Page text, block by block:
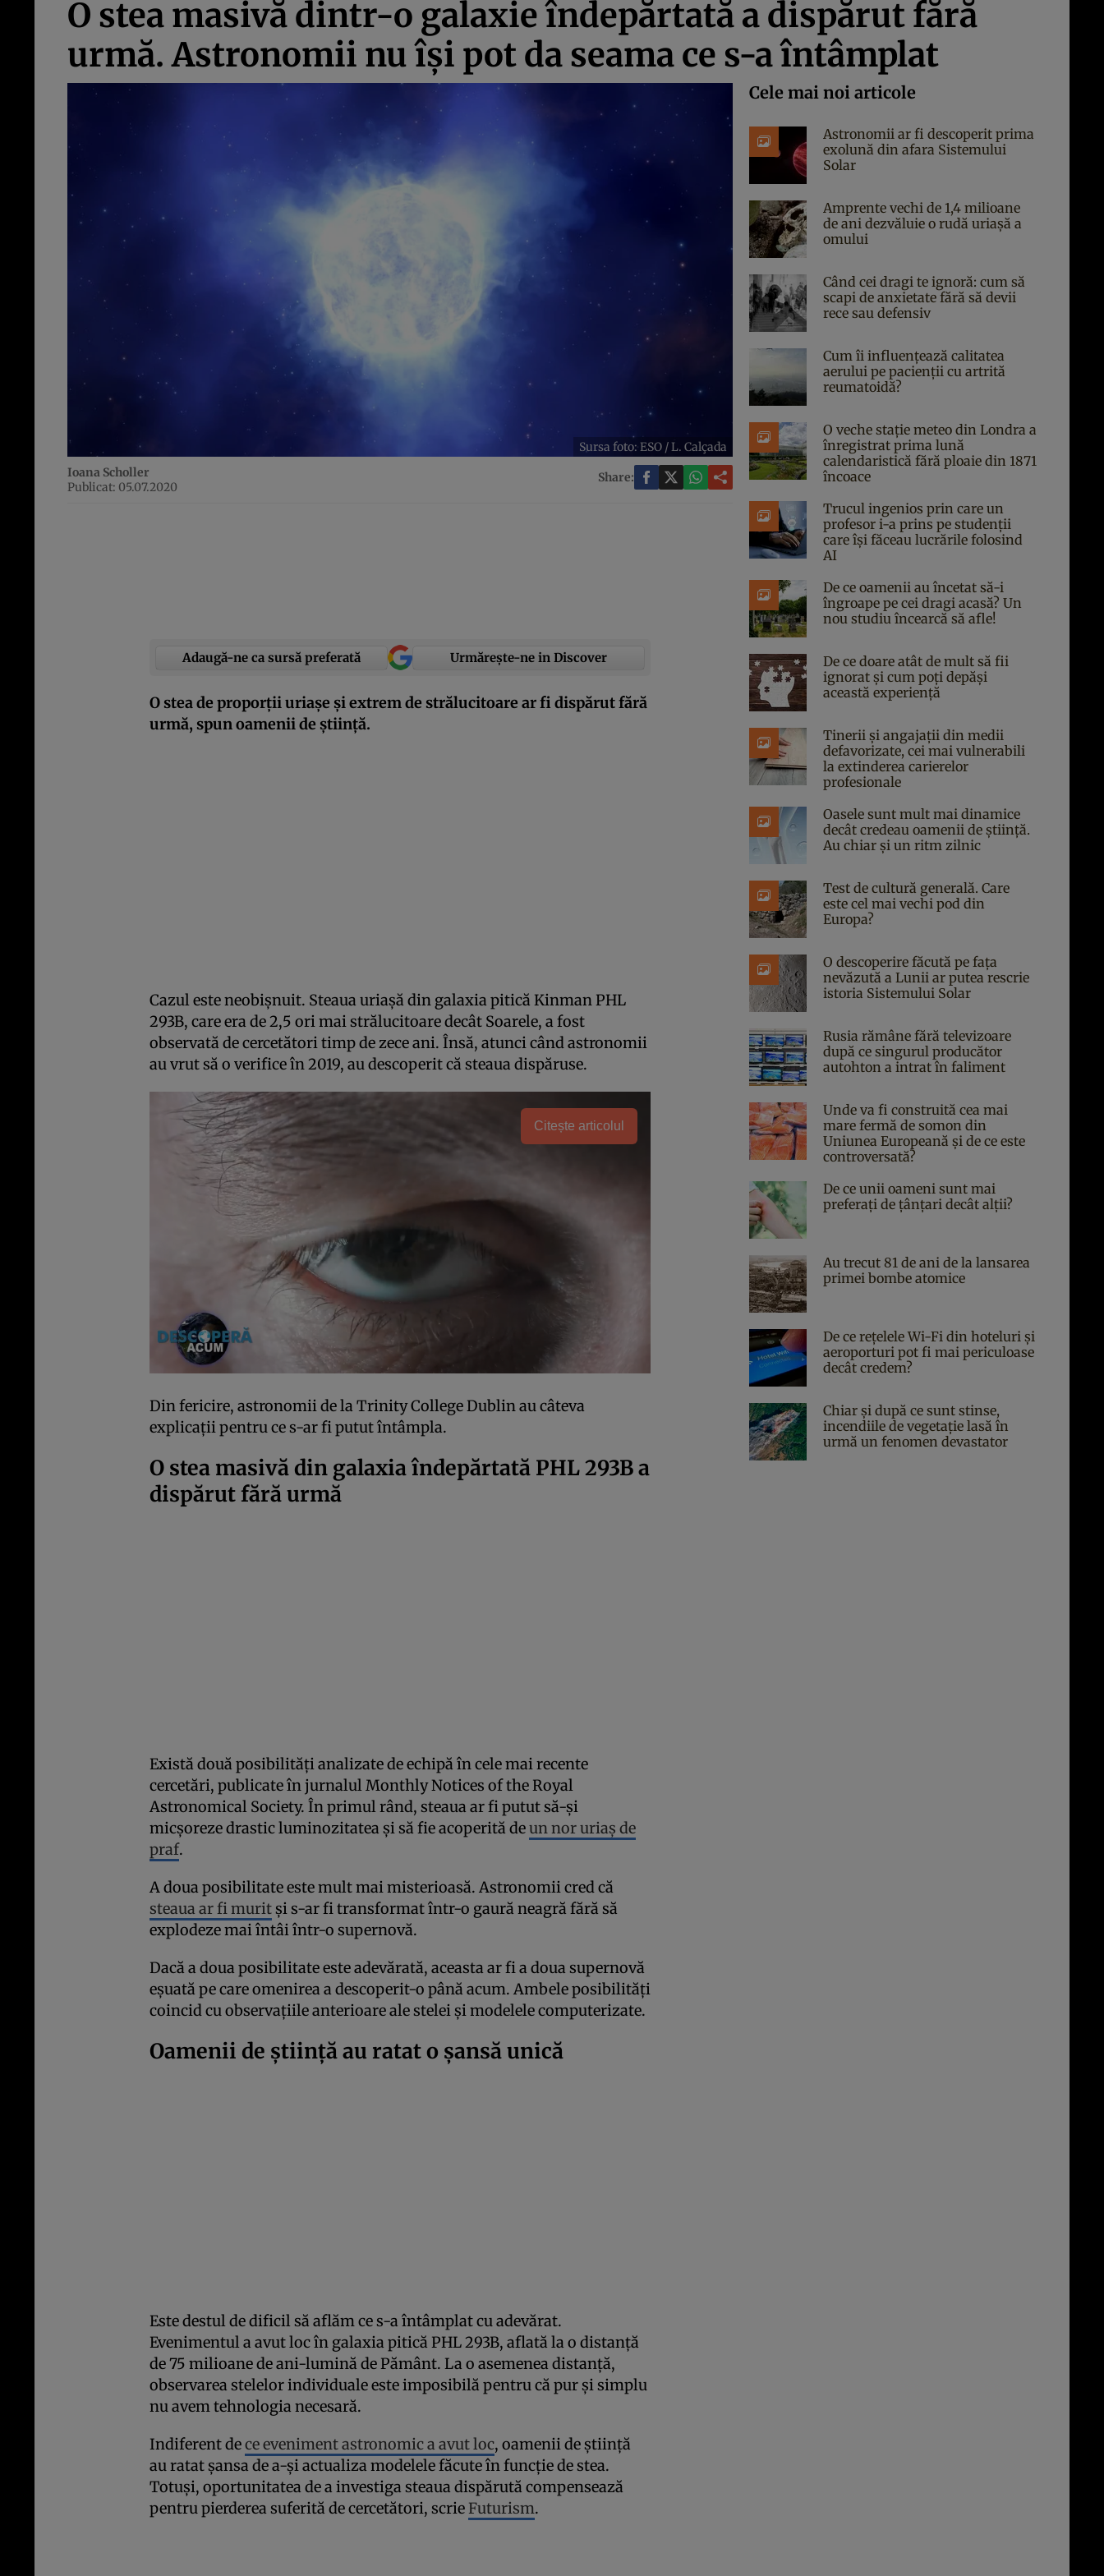
O stea masivă dintr-o galaxie îndepărtată a dispărut fără
urmă. Astronomii nu își pot da seama ce s-a întâmplat
Sursa foto: ESO / L. Calçada
Ioana Scholler
Publicat: 05.07.2020
Share:
Adaugă-ne ca sursă preferată Urmărește-ne in Discover
O stea de proporții uriașe și extrem de strălucitoare ar fi dispărut fără
urmă, spun oamenii de știință.
Cazul este neobișnuit. Steaua uriașă din galaxia pitică Kinman PHL
293B, care era de 2,5 ori mai strălucitoare decât Soarele, a fost
observată de cercetători timp de zece ani. Însă, atunci când astronomii
au vrut să o verifice în 2019, au descoperit că steaua dispăruse.
Citește articolul
Din fericire, astronomii de la Trinity College Dublin au câteva
explicații pentru ce s-ar fi putut întâmpla.
O stea masivă din galaxia îndepărtată PHL 293B a
dispărut fără urmă
Există două posibilități analizate de echipă în cele mai recente
cercetări, publicate în jurnalul Monthly Notices of the Royal
Astronomical Society. În primul rând, steaua ar fi putut să-și
micșoreze drastic luminozitatea și să fie acoperită deun nor uriaș de
praf.
A doua posibilitate este mult mai misterioasă. Astronomii cred că
steaua ar fi muritși s-ar fi transformat într-o gaură neagră fără să
explodeze mai întâi într-o supernovă.
Dacă a doua posibilitate este adevărată, aceasta ar fi a doua supernovă
eşuată pe care omenirea a descoperit-o până acum. Ambele posibilități
coincid cu observațiile anterioare ale stelei și modelele computerizate.
Oamenii de știință au ratat o șansă unică
Este destul de dificil să aflăm ce s-a întâmplat cu adevărat.
Evenimentul a avut loc în galaxia pitică PHL 293B, aflată la o distanță
de 75 milioane de ani-lumină de Pământ. La o asemenea distanță,
observarea stelelor individuale este imposibilă pentru că pur și simplu
nu avem tehnologia necesară.
Indiferent dece eveniment astronomic a avut loc, oamenii de știință
au ratat șansa de a-și actualiza modelele făcute în funcție de stea.
Totuși, oportunitatea de a investiga steaua dispărută compensează
pentru pierderea suferită de cercetători, scrie Futurism.
Cele mai noi articole
Astronomii ar fi descoperit prima
exolună din afara Sistemului
Solar
Amprente vechi de 1,4 milioane
de ani dezvăluie o rudă uriașă a
omului
Când cei dragi te ignoră: cum să
scapi de anxietate fără să devii
rece sau defensiv
Cum îi influențează calitatea
aerului pe pacienții cu artrită
reumatoidă?
O veche stație meteo din Londra a
înregistrat prima lună
calendaristică fără ploaie din 1871
încoace
Trucul ingenios prin care un
profesor i-a prins pe studenții
care își făceau lucrările folosind
AI
De ce oamenii au încetat să-i
îngroape pe cei dragi acasă? Un
nou studiu încearcă să afle!
De ce doare atât de mult să fii
ignorat și cum poți depăși
această experiență
Tinerii și angajații din medii
defavorizate, cei mai vulnerabili
la extinderea carierelor
profesionale
Oasele sunt mult mai dinamice
decât credeau oamenii de știință.
Au chiar și un ritm zilnic
Test de cultură generală. Care
este cel mai vechi pod din
Europa?
O descoperire făcută pe fața
nevăzută a Lunii ar putea rescrie
istoria Sistemului Solar
Rusia rămâne fără televizoare
după ce singurul producător
autohton a intrat în faliment
Unde va fi construită cea mai
mare fermă de somon din
Uniunea Europeană și de ce este
controversată?
De ce unii oameni sunt mai
preferați de țânțari decât alții?
Au trecut 81 de ani de la lansarea
primei bombe atomice
De ce rețelele Wi-Fi din hoteluri și
aeroporturi pot fi mai periculoase
decât credem?
Chiar și după ce sunt stinse,
incendiile de vegetație lasă în
urmă un fenomen devastator